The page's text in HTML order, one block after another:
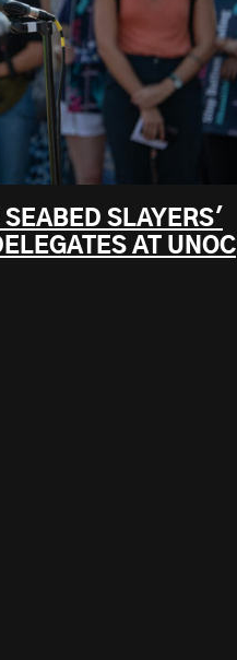
SLAYERS'
AT UNOC